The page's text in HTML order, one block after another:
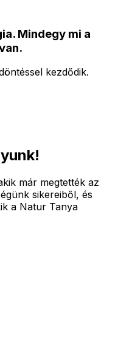
Mindegy mi a
kezdődik.
már megtették az
sikereiből, és
a Natur Tanya